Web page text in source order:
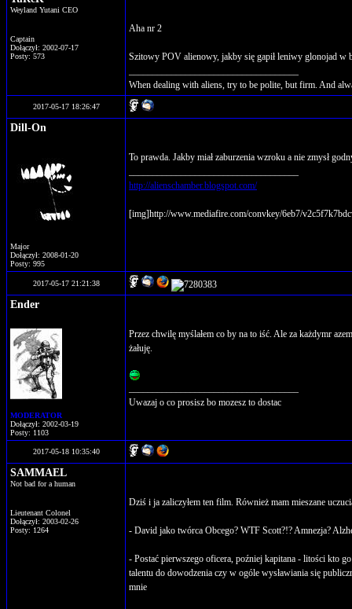
Weyland Yutani CEO
Captain
Dołączył: 2002-07-17
Posty: 573
Aha nr 2
Szitowy POV alienowy, jakby się gapił leniwy glonojad w
When dealing with aliens, try to be polite, but firm. And
2017-05-17 18:26:47
Dill-On
Major
Dołączył: 2008-01-20
Posty: 995
To prawda. Jakby miał zaburzenia wzroku a nie zmysł
http://alienschamber.blogspot.com/
[img]http://www.mediafire.com/convkey/6eb7/
2017-05-17 21:21:38
Ender
MODERATOR
Dołączył: 2002-03-19
Posty: 1103
Przez chwilę myślałem co by na to iść. Ale za każdymr
żałuję.
Uwazaj o co prosisz bo mozesz to dostac
2017-05-18 10:35:40
SAMMAEL
Not bad for a human
Lieutenant Colonel
Dołączył: 2003-02-26
Posty: 1264
Dziś i ja zaliczyłem ten film. Również mam mieszane
- David jako twórca Obcego? WTF Scott?!? Amnezja?
- Postać pierwszego oficera, poźniej kapitana - litości kto
talentu do dowodzenia czy w ogóle wysławiania się
mnie